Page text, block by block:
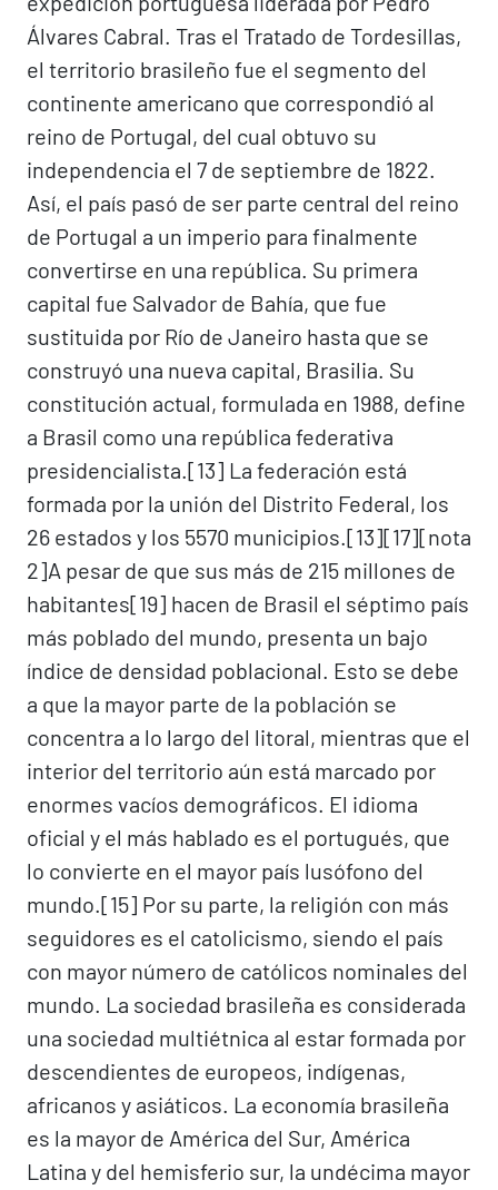
Álvares Cabral. Tras el Tratado de Tordesillas,
el territorio brasileño fue el segmento del
continente americano que correspondió al
reino de Portugal, del cual obtuvo su
independencia el 7 de septiembre de 1822.
Así, el país pasó de ser parte central del reino
de Portugal a un imperio para finalmente
convertirse en una república. Su primera
capital fue Salvador de Bahía, que fue
sustituida por Río de Janeiro hasta que se
construyó una nueva capital, Brasilia. Su
constitución actual, formulada en 1988, define
a Brasil como una república federativa
presidencialista.[13]​ La federación está
formada por la unión del Distrito Federal, los
26 estados y los 5570 municipios.[13]​[17]​[nota
2]​ A pesar de que sus más de 215 millones de
habitantes[19]​ hacen de Brasil el séptimo país
más poblado del mundo, presenta un bajo
índice de densidad poblacional. Esto se debe
a que la mayor parte de la población se
concentra a lo largo del litoral, mientras que el
interior del territorio aún está marcado por
enormes vacíos demográficos. El idioma
oficial y el más hablado es el portugués, que
lo convierte en el mayor país lusófono del
mundo.[15]​ Por su parte, la religión con más
seguidores es el catolicismo, siendo el país
con mayor número de católicos nominales del
mundo. La sociedad brasileña es considerada
una sociedad multiétnica al estar formada por
descendientes de europeos, indígenas,
africanos y asiáticos. La economía brasileña
es la mayor de América del Sur, América
Latina y del hemisferio sur, la undécima mayor